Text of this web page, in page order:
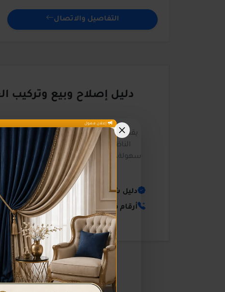
التفاصيل والاتصال
دليل إصلاح وبيع وتركيب
يقدم دليل مرحباناظورتجربة رقمية
الناظور. نحن نسعى لتقديم أفضل خدمة
سهولة، من خلال توفير بيانات مجمعة
دليل شامل لكافة المؤسسات والخدمات
أرقام هواتف مباشرة وسهلة الوصول
إعلان خاص بمرحباناظور
إعلان ممول